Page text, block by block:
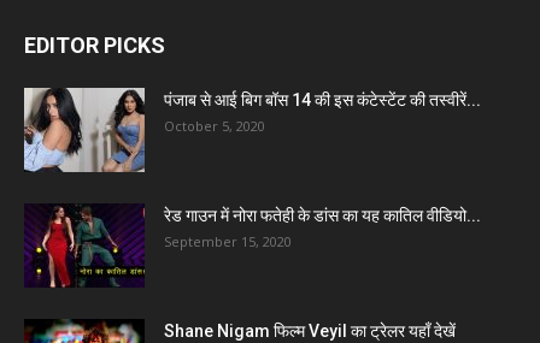
EDITOR PICKS
पंजाब से आई बिग बॉस 14 की इस कंटेस्टेंट की तस्वीरें...
October 5, 2020
रेड गाउन में नोरा फतेही के डांस का यह कातिल वीडियो...
September 15, 2020
Shane Nigam फिल्म Veyil का ट्रेलर यहाँ देखें